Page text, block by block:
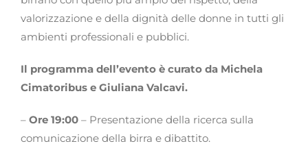
valorizzazione e della dignità delle donne in tutti gli
ambienti professionali e pubblici.
Il programma dell’evento è curato da Michela
Cimatoribus e Giuliana Valcavi.
– Ore 19:00– Presentazione della ricerca sulla
comunicazione della birra e dibattito.